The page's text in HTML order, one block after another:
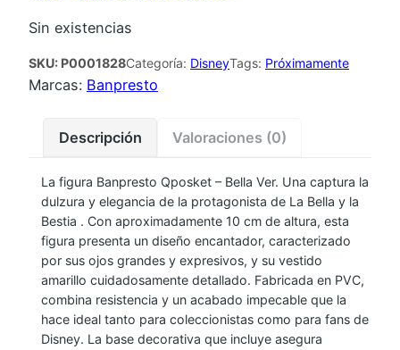
Sin existencias
SKU: P0001828Categoría: DisneyTags: Próximamente
Marcas: Banpresto
Descripción Valoraciones (0)
La figura Banpresto Qposket – Bella Ver. Una captura la
dulzura y elegancia de la protagonista de La Bella y la
Bestia . Con aproximadamente 10 cm de altura, esta
figura presenta un diseño encantador, caracterizado
por sus ojos grandes y expresivos, y su vestido
amarillo cuidadosamente detallado. Fabricada en PVC,
combina resistencia y un acabado impecable que la
hace ideal tanto para coleccionistas como para fans de
Disney. La base decorativa que incluye asegura